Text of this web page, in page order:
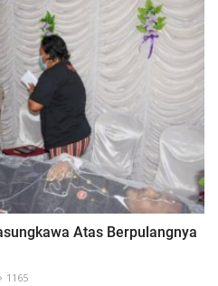
Atas Berpulangnya
1165